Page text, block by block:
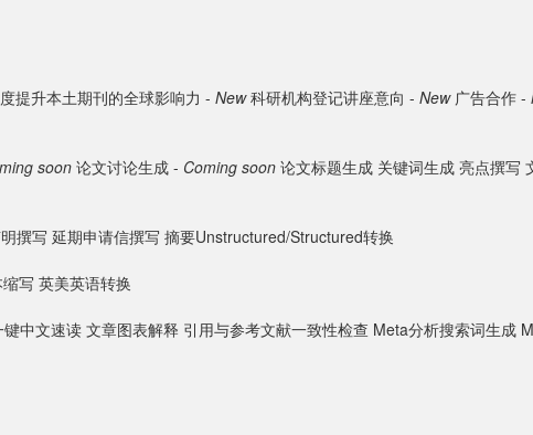
提升本土期刊的全球影响力 - New 科研机构登记讲座意向 - New 广告合作 -
soon论文讨论生成 - Coming soon 论文标题生成 关键词生成 亮点撰写
撰写 延期申请信撰写 摘要Unstructured/Structured转换
写 英美英语转换
键中文速读 文章图表解释 引用与参考文献一致性检查 Meta分析搜索词生成